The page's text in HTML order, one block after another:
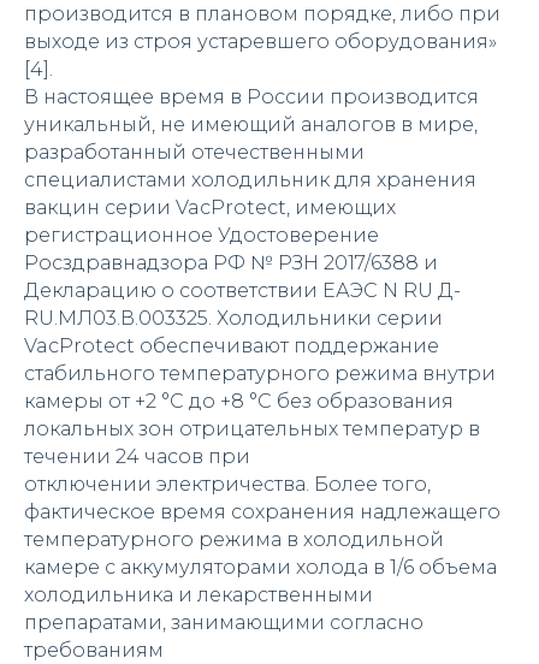
производится в плановом порядке, либо при
выходе из строя устаревшего оборудования»
[4].
В настоящее время в России производится
уникальный, не имеющий аналогов в мире,
разработанный отечественными
специалистами холодильник для хранения
вакцин серии VacProtect, имеющих
регистрационное Удостоверение
Росздравнадзора РФ № РЗН 2017/6388 и
Декларацию о соответствии ЕАЭС N RU Д-
RU.МЛ03.В.003325. Холодильники серии
VacProtect обеспечивают поддержание
стабильного температурного режима внутри
камеры от +2 °С до +8 °С без образования
локальных зон отрицательных температур в
течении 24 часов при
отключении электричества. Более того,
фактическое время сохранения надлежащего
температурного режима в холодильной
камере с аккумуляторами холода в 1/6 объема
холодильника и лекарственными
препаратами, занимающими согласно
требованиям